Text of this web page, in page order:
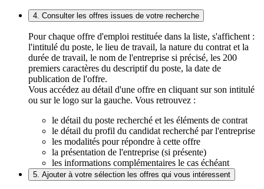
4. Consulter les offres issues de votre recherche
Pour chaque offre d'emploi restituée dans la liste, s'affichent :
l'intitulé du poste, le lieu de travail, la nature du contrat et la
durée de travail, le nom de l'entreprise si précisé, les 200
premiers caractères du descriptif du poste, la date de
publication de l'offre.
Vous accédez au détail d'une offre en cliquant sur son intitulé
ou sur le logo sur la gauche. Vous retrouvez :
le détail du poste recherché et les éléments de contrat
le détail du profil du candidat recherché par l'entreprise
les modalités pour répondre à cette offre
la présentation de l'entreprise (si présente)
les informations complémentaires le cas échéant
5. Ajouter à votre sélection les offres qui vous intéressent